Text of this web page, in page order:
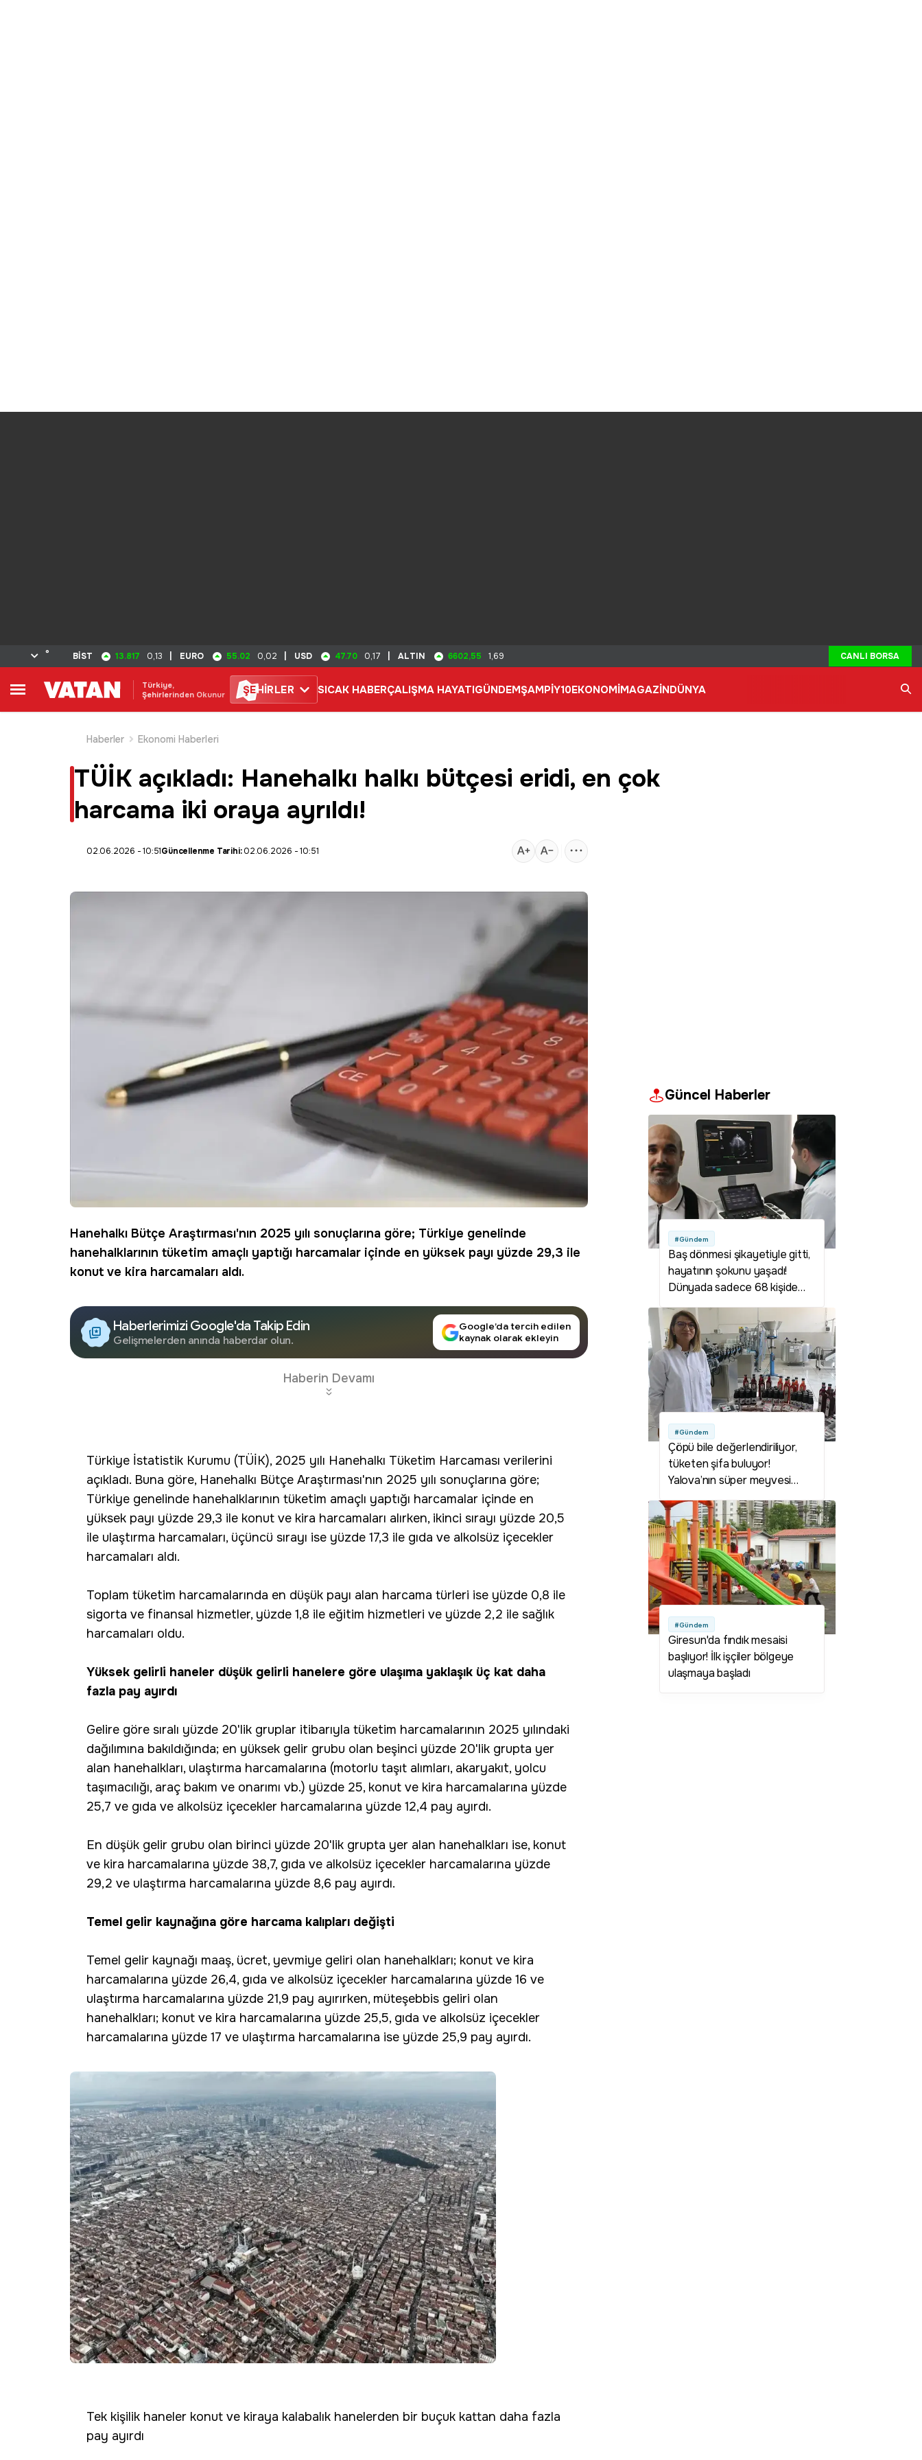
° BİST 13.817 0,13 EURO 55.02 0,02 USD 47.70 0,17 ALTIN 6602,55 1,69 CANLI BORSA
Türkiye,
Şehirlerinden Okunur
ŞEHİRLER SICAK HABERÇALIŞMA HAYATIGÜNDEMŞAMPİY10EKONOMİMAGAZİNDÜNYA
Haberler
Ekonomi Haberleri
TÜİK açıkladı: Hanehalkı halkı bütçesi eridi, en çok
harcama iki oraya ayrıldı!
02.06.2026 - 10:51Güncellenme Tarihi:02.06.2026 - 10:51
Hanehalkı Bütçe Araştırması'nın 2025 yılı sonuçlarına göre; Türkiye genelinde
hanehalklarının tüketim amaçlı yaptığı harcamalar içinde en yüksek payı yüzde 29,3 ile
konut ve kira harcamaları aldı.
Haberlerimizi Google'da Takip Edin
Gelişmelerden anında haberdar olun.
Google’da tercih edilen
kaynak olarak ekleyin
Haberin Devamı
Türkiye İstatistik Kurumu (TÜİK), 2025 yılı Hanehalkı Tüketim Harcaması verilerini
açıkladı. Buna göre, Hanehalkı Bütçe Araştırması'nın 2025 yılı sonuçlarına göre;
Türkiye genelinde hanehalklarının tüketim amaçlı yaptığı harcamalar içinde en
yüksek payı yüzde 29,3 ile konut ve kira harcamaları alırken, ikinci sırayı yüzde 20,5
ile ulaştırma harcamaları, üçüncü sırayı ise yüzde 17,3 ile gıda ve alkolsüz içecekler
harcamaları aldı.
Toplam tüketim harcamalarında en düşük payı alan harcama türleri ise yüzde 0,8 ile
sigorta ve finansal hizmetler, yüzde 1,8 ile eğitim hizmetleri ve yüzde 2,2 ile sağlık
harcamaları oldu.
Yüksek gelirli haneler düşük gelirli hanelere göre ulaşıma yaklaşık üç kat daha
fazla pay ayırdı
Gelire göre sıralı yüzde 20'lik gruplar itibarıyla tüketim harcamalarının 2025 yılındaki
dağılımına bakıldığında; en yüksek gelir grubu olan beşinci yüzde 20'lik grupta yer
alan hanehalkları, ulaştırma harcamalarına (motorlu taşıt alımları, akaryakıt, yolcu
taşımacılığı, araç bakım ve onarımı vb.) yüzde 25, konut ve kira harcamalarına yüzde
25,7 ve gıda ve alkolsüz içecekler harcamalarına yüzde 12,4 pay ayırdı.
En düşük gelir grubu olan birinci yüzde 20'lik grupta yer alan hanehalkları ise, konut
ve kira harcamalarına yüzde 38,7, gıda ve alkolsüz içecekler harcamalarına yüzde
29,2 ve ulaştırma harcamalarına yüzde 8,6 pay ayırdı.
Temel gelir kaynağına göre harcama kalıpları değişti
Temel gelir kaynağı maaş, ücret, yevmiye geliri olan hanehalkları; konut ve kira
harcamalarına yüzde 26,4, gıda ve alkolsüz içecekler harcamalarına yüzde 16 ve
ulaştırma harcamalarına yüzde 21,9 pay ayırırken, müteşebbis geliri olan
hanehalkları; konut ve kira harcamalarına yüzde 25,5, gıda ve alkolsüz içecekler
harcamalarına yüzde 17 ve ulaştırma harcamalarına ise yüzde 25,9 pay ayırdı.
Tek kişilik haneler konut ve kiraya kalabalık hanelerden bir buçuk kattan daha fazla
pay ayırdı
Güncel Haberler
#Gündem
Baş dönmesi şikayetiyle gitti,
hayatının şokunu yaşadı!
Dünyada sadece 68 kişide
#Gündem
Çöpü bile değerlendiriliyor,
tüketen şifa buluyor!
Yalova’nın süper meyvesi
3 katına çıkacak
#Gündem
Giresun'da fındık mesaisi
başlıyor! İlk işçiler bölgeye
ulaşmaya başladı